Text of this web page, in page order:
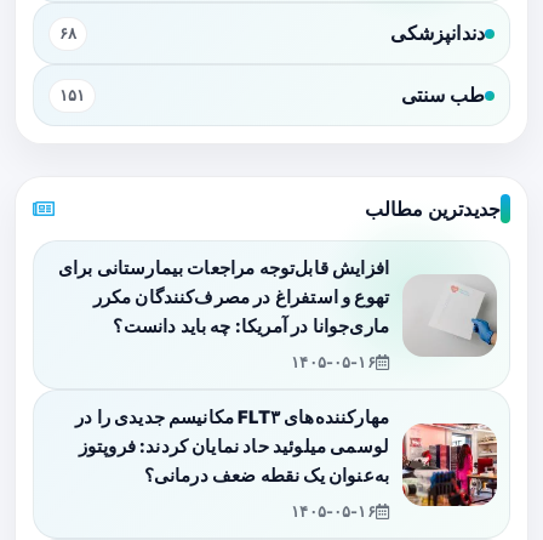
دندانپزشکی ۶۸
طب سنتی ۱۵۱
جدیدترین مطالب
افزایش قابل‌توجه مراجعات بیمارستانی برای
تهوع و استفراغ در مصرف‌کنندگان مکرر
ماری‌جوانا در آمریکا: چه باید دانست؟
۱۴۰۵-۰۵-۱۶
مهارکننده‌های FLT۳ مکانیسم جدیدی را در
لوسمی میلوئید حاد نمایان کردند: فروپتوز
به‌عنوان یک نقطه ضعف درمانی؟
۱۴۰۵-۰۵-۱۶